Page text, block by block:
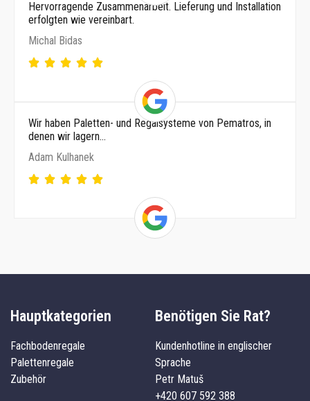
Hervorragende Zusammenarbeit. Lieferung und Installation
erfolgten wie vereinbart.
Michal Bidas
Wir haben Paletten- und Regalsysteme von Pematros, in
denen wir lagern…
Adam Kulhanek
Hauptkategorien
Fachbodenregale
Palettenregale
Zubehör
Benötigen Sie Rat?
Kundenhotline in englischer
Sprache
Petr Matuš
+420 607 592 388